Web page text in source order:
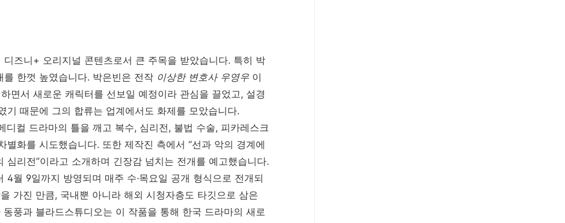
즈니+ 오리지널 콘텐츠로서 큰 주목을 받았습니다. 특히 박
한껏 높였습니다. 박은빈은 전작 이상한 변호사 우영우 이
면서 새로운 캐릭터를 선보일 예정이라 관심을 끌었고, 설경
기 때문에 그의 합류는 업계에서도 화제를 모았습니다.
디컬 드라마의 틀을 깨고 복수, 심리전, 불법 수술, 피카레스크
별화를 시도했습니다. 또한 제작진 측에서 “선과 악의 경계에
심리전”이라고 소개하며 긴장감 넘치는 전개를 예고했습니다.
월 9일까지 방영되며 매주 수·목요일 공개 형식으로 전개되
가진 만큼, 국내뿐 아니라 해외 시청자층도 타깃으로 삼은
풍과 블라드스튜디오는 이 작품을 통해 한국 드라마의 새로